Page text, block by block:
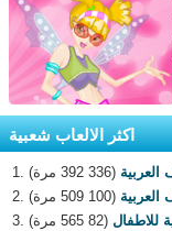
اكثر الالعاب شعبية
العربية (336 392 مرة)
(100 509 مرة)
للاطفال (82 565 مرة)